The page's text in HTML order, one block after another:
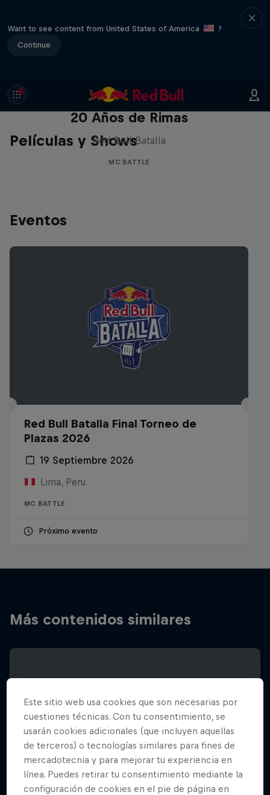
Want to see content from United States of America
?
Continue
Películas y Shows
Red Bull Batalla Nueva Historia:
20 Años de Rimas
Red Bull Batalla
MC BATTLE
Eventos
Red Bull Batalla Final Torneo de
Plazas 2026
19 Septiembre 2026
Lima, Peru
MC BATTLE
Próximo evento
Más contenidos similares
Este sitio web usa cookies que son necesarias por
cuestiones técnicas. Con tu consentimiento, se
usarán cookies adicionales (que incluyen aquellas
de terceros) o tecnologías similares para fines de
mercadotecnia y para mejorar tu experiencia en
línea. Puedes retirar tu consentimiento mediante la
configuración de cookies en el pie de página en